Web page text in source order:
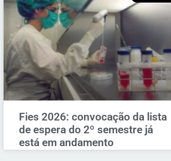
Fies 2026: convocação da lista
de espera do 2º semestre já
está em andamento